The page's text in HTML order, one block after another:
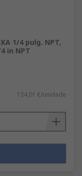
1/4 pulg. NPT,
in NPT
134,01 €/unidade